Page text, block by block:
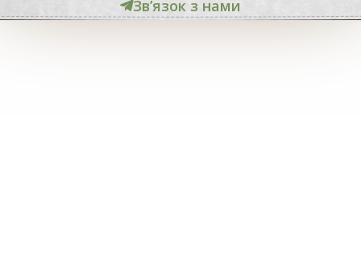
Звʼязок з нами